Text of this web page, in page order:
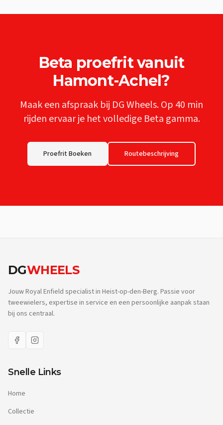
Beta proefrit vanuit
Hamont-Achel?
Maak een afspraak bij DG Wheels. Op 40 min
rijden ervaar je het volledige Beta gamma.
Proefrit Boeken Routebeschrijving
DGWHEELS
Jouw Royal Enfield specialist in Heist-op-den-Berg. Passie voor
tweewielers, expertise in service en een persoonlijke aanpak staan
bij ons centraal.
Snelle Links
Home
Collectie